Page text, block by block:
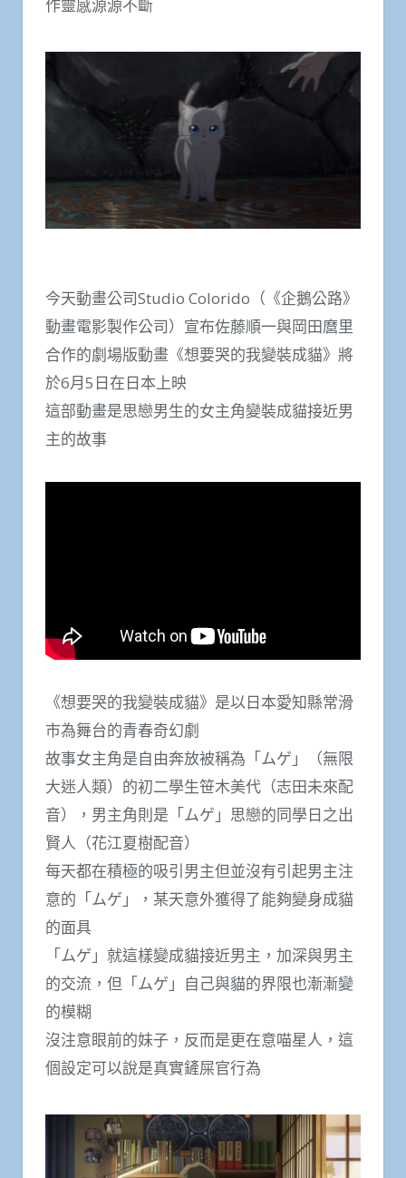
作靈感源源不斷
今天動畫公司Studio Colorido（《企鵝公路》
動畫電影製作公司）宣布佐藤順一與岡田麿里
合作的劇場版動畫《想要哭的我變裝成貓》將
於6月5日在日本上映
這部動畫是思戀男生的女主角變裝成貓接近男
主的故事
《想要哭的我變裝成貓》是以日本愛知縣常滑
市為舞台的青春奇幻劇
故事女主角是自由奔放被稱為「ムゲ」（無限
大迷人類）的初二學生笹木美代（志田未來配
音），男主角則是「ムゲ」思戀的同學日之出
賢人（花江夏樹配音）
每天都在積極的吸引男主但並沒有引起男主注
意的「ムゲ」，某天意外獲得了能夠變身成貓
的面具
「ムゲ」就這樣變成貓接近男主，加深與男主
的交流，但「ムゲ」自己與貓的界限也漸漸變
的模糊
沒注意眼前的妹子，反而是更在意喵星人，這
個設定可以說是真實鏟屎官行為